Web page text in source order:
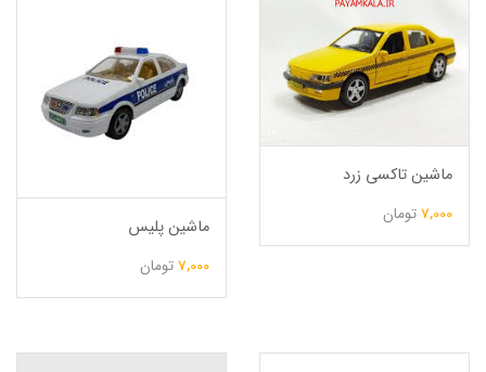
ماشین تاکسی زرد
7,000تومان
ماشین پلیس
7,000تومان